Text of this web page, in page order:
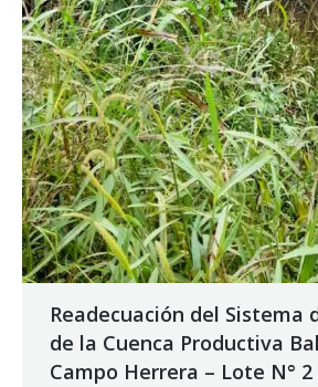
Readecuación del Sistema
de la Cuenca Productiva
Campo Herrera – Lote N° 2